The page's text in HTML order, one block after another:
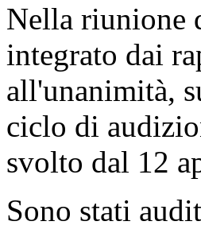
Nella riunione
integrato dai
all'unanimità,
ciclo di
svolto dal 12
Sono stati